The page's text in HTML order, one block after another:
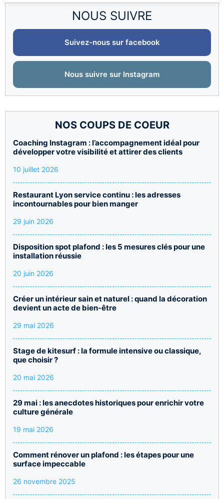
NOUS SUIVRE
Suivez-nous sur facebook
Nous suivre sur Instagram
NOS COUPS DE COEUR
Coaching Instagram : l’accompagnement idéal pour
développer votre visibilité et attirer des clients
10 juillet 2026
Restaurant Lyon service continu : les adresses
incontournables pour bien manger
29 juin 2026
Disposition spot plafond : les 5 mesures clés pour une
installation réussie
20 juin 2026
Créer un intérieur sain et naturel : quand la décoration
devient un acte de bien-être
29 mai 2026
Stage de kitesurf : la formule intensive ou classique,
que choisir ?
20 mai 2026
29 mai : les anecdotes historiques pour enrichir votre
culture générale
19 mai 2026
Comment rénover un plafond : les étapes pour une
surface impeccable
26 novembre 2025